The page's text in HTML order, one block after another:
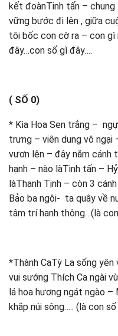
kết đoànTinh tấn – chung
vững bước đi lên , giữa
tôi bốc con cờ ra – con gì
đây…con số gì đây….
( SỐ 0)
* Kìa Hoa Sen trắng –
trưng – viên dung vô ngại
vươn lên – đây năm
hạnh – nào làTinh tấn –
làThanh Tịnh – còn 3
Bảo ba ngôi- ta quây về
tâm trí hanh thông…(là
*Thành CaTỳ La sống
vui sướng Thích Ca ngài
lá hoa hương ngát ngào –
khắp núi sông….. (là con